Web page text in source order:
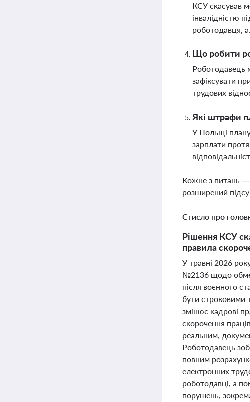
КСУ скасував
інвалідністю
роботодавця,
Що робити
Роботодавець
зафіксувати
трудових
Які штрафи
У Польщі
зарплати
Кожне з питань —
розширений
Стисло про
Рішення КСУ
правила
У травні 2026
№2136 щодо
після воєнного
бути строковими
змінює кадрові
скорочення
реальним,
Роботодавець
повним
електронних
роботодавці, а
порушень,